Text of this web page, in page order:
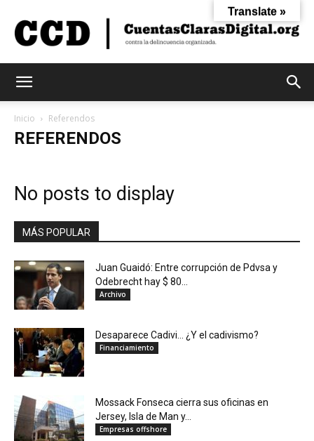
Inicio Referendos
REFERENDOS
No posts to display
MÁS POPULAR
Juan Guaidó: Entre corrupción de Pdvsa y
Odebrecht hay $ 80...
Archivo
Desaparece Cadivi… ¿Y el cadivismo?
Financiamiento
Mossack Fonseca cierra sus oficinas en
Jersey, Isla de Man y...
Empresas offshore
Translate »